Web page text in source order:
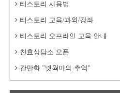
티스토리 사용법
티스토리 교육/과외/강좌
티스토리 오프라인 교육 안내
친효상담소 오픈
칸만화 "넷웍마의 추억"